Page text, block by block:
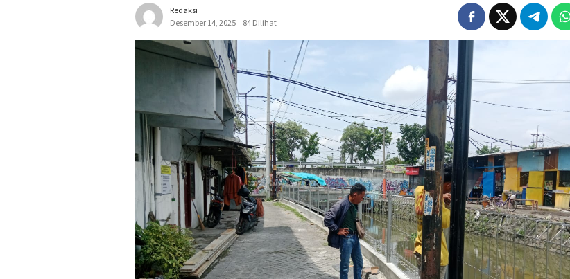
Redaksi
Desember 14, 2025
84 Dilihat